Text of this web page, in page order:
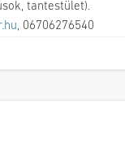
tantestület).
, 06706276540